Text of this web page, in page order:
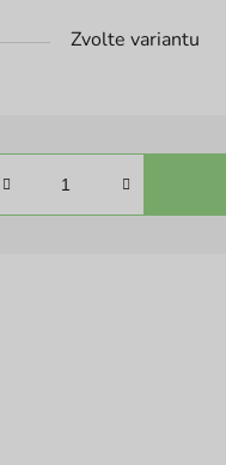
Zvolte variantu